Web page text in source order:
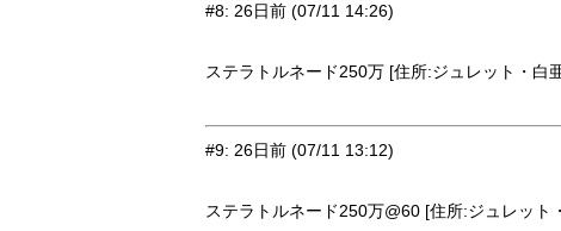
#8: 26日前 (07/11 14:26)
ステラトルネード250万 [住所:ジュレット・白
#9: 26日前 (07/11 13:12)
ステラトルネード250万@60 [住所:ジュレット